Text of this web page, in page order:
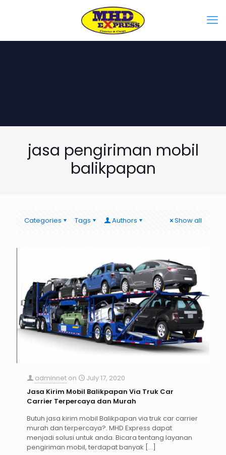
jasa pengiriman mobil
balikpapan
Categories Tags Authors Show all
adminnet on
July 17, 2020
Jasa Kirim Mobil Balikpapan Via Truk Car
Carrier Terpercaya dan Murah
Butuh jasa kirim mobil Balikpapan via truk car carrier
murah dan terpercaya?. MHD Express dapat
menjadi solusi untuk anda. Bicara tentang layanan
pengiriman mobil, terdapat banyak […]